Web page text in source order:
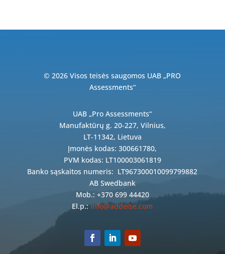
© 2026 Visos teisės saugomos UAB „PRO
Assessments“
UAB „Pro Assessments“
Manufaktūrų g. 20-227, Vilnius,
LT-11342, Lietuva
Įmonės kodas: 300661780,
PVM kodas: LT100003061819
Banko sąskaitos numeris: LT967300010099799882
AB Swedbank
Mob.: +370 699 44420
El.p.:info@addelse.com